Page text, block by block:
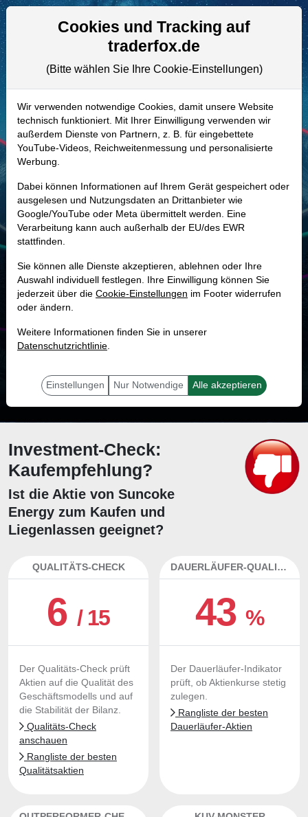
Aktien- und Artikelsuche
A1JDCZ | SXC–Suncoke Energy
Aktie
Realtime-Aktienkurs:
- - -
-
Marktkapitalisierung 815,74 Mio. USD
Unternehmenswert
Umsatz 1,84 Mrd. USD
55.3 %
mit dieser Aktie erfolgreich sein.
Investment-Check:
Kaufempfehlung?
Ist die Aktie von Suncoke
Energy zum Kaufen und
Liegenlassen geeignet?
QUALITÄTS-CHECK
6/ 15
Der Qualitäts-Check prüft
Aktien auf die Qualität des
Geschäftsmodells und auf
die Stabilität der Bilanz.
Qualitäts-Check
anschauen
Rangliste der besten
Qualitätsaktien
DAUERLÄUFER-QUALITÄTEN
43%
Der Dauerläufer-Indikator
prüft, ob Aktienkurse stetig
zulegen.
Rangliste der besten
Dauerläufer-Aktien
Cookies und Tracking auf
traderfox.de
(Bitte wählen Sie Ihre Cookie-Einstellungen)
Wir verwenden notwendige Cookies, damit unsere Website
technisch funktioniert. Mit Ihrer Einwilligung verwenden wir
außerdem Dienste von Partnern, z. B. für eingebettete
YouTube-Videos, Reichweitenmessung und personalisierte
Werbung.
Dabei können Informationen auf Ihrem Gerät gespeichert oder
ausgelesen und Nutzungsdaten an Drittanbieter wie
Google/YouTube oder Meta übermittelt werden. Eine
Verarbeitung kann auch außerhalb der EU/des EWR
stattfinden.
Sie können alle Dienste akzeptieren, ablehnen oder Ihre
Auswahl individuell festlegen. Ihre Einwilligung können Sie
jederzeit über die Cookie-Einstellungen im Footer widerrufen
oder ändern.
Weitere Informationen finden Sie in unserer
Datenschutzrichtlinie.
Einstellungen Nur Notwendige Alle akzeptieren